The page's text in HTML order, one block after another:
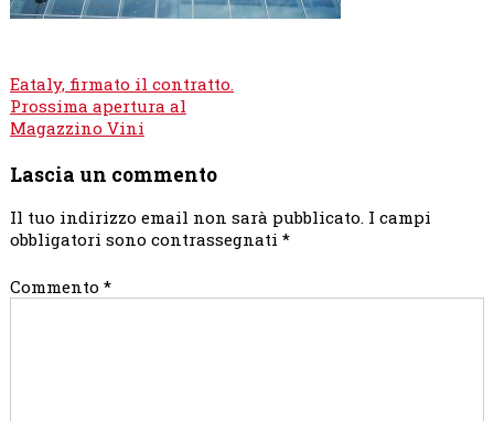
Navigazione
articoli
Eataly, firmato il contratto.
Prossima apertura al
Magazzino Vini
Lascia un commento
Il tuo indirizzo email non sarà pubblicato. I campi
obbligatori sono contrassegnati *
Commento *